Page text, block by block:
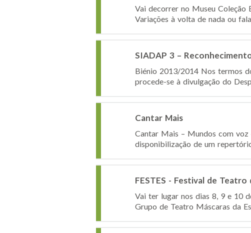
Vai decorrer no Museu Coleção
Variações à volta de nada ou
SIADAP 3 –
Biénio 2013/2014 Nos termos
procede-se à divulgação do
Cantar Mais
Cantar Mais – Mundos com voz
disponibilização de um
FESTES - Festival de Teatro
Vai ter lugar nos dias 8, 9 e 10
Grupo de Teatro Máscaras da